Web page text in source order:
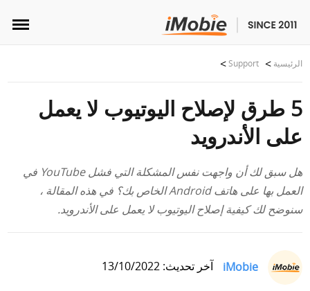
فتح القفل واستعادة البيانات
نقل البيانات
الوسائط المتعددة
المزيد من الأدوات
حلول
تنزيل
الرئيسية Support
5 طرق لإصلاح اليوتيوب لا يعمل
على الأندرويد
هل سبق لك أن واجهت نفس المشكلة التي فشل YouTube في
العمل بها على هاتف Android الخاص بك؟ في هذه المقالة ،
سنوضح لك كيفية إصلاح اليوتيوب لا يعمل على الأندرويد.
iMobie آخر تحديث: 13/10/2022